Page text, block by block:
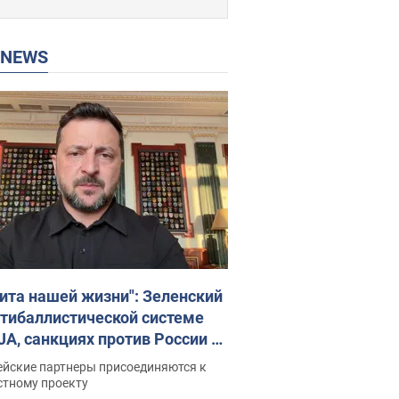
NEWS
нашей жизни": Зеленский
системе
санкциях против России и
аграриев. Видео
партнеры присоединяются к
проекту